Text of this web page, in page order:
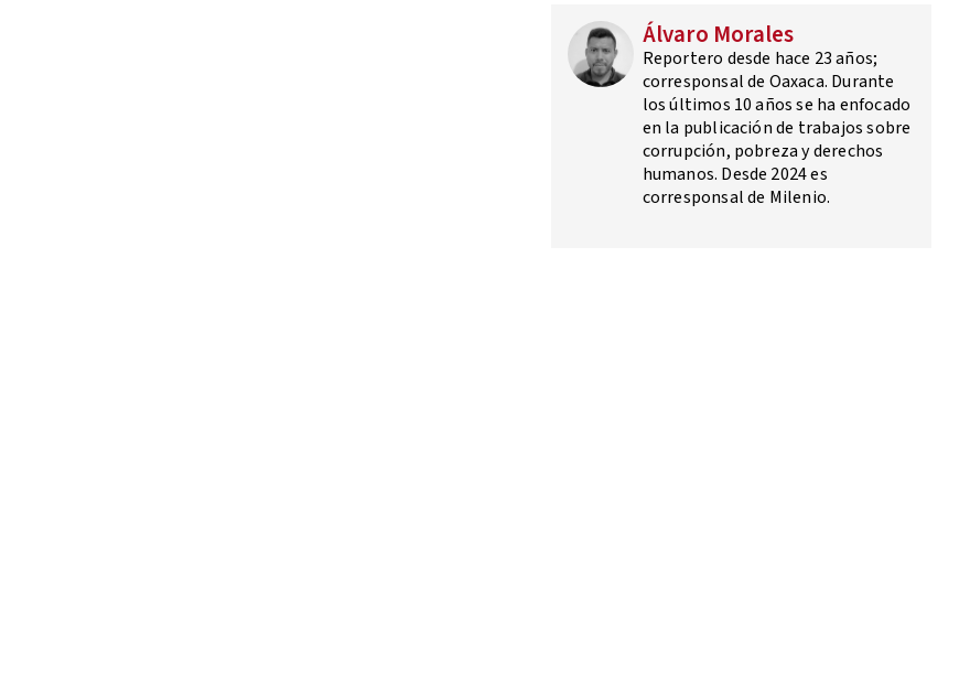
Álvaro Morales
Reportero desde hace 23 años;
corresponsal de Oaxaca. Durante
los últimos 10 años se ha enfocado
en la publicación de trabajos sobre
corrupción, pobreza y derechos
humanos. Desde 2024 es
corresponsal de Milenio.